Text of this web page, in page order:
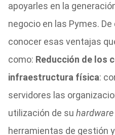
apoyarles en la
negocio en las Pymes.
conocer esas ventajas
como: Reducción de los
infraestructura física:
servidores las
utilización de su hardware
herramientas de gestión